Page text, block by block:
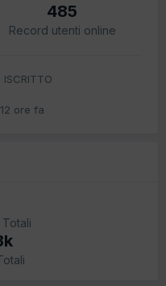
485
Record utenti online
ISCRITTO
12 ore fa